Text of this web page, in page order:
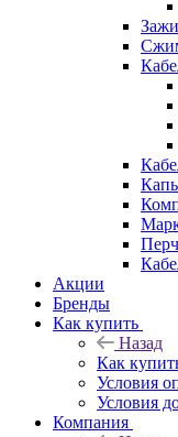
Акции
Бренды
Как купить
Назад
Как
Условия
Условия
Компания